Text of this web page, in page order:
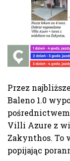
Przez
Baleno 1.0
Villi Azure z
Zakynthos. To
popijając